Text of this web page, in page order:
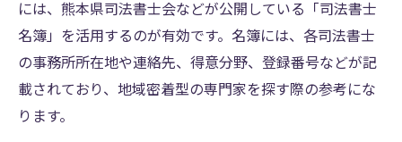
には、熊本県司法書士会などが公開している「司法書士
名簿」を活用するのが有効です。名簿には、各司法書士
の事務所所在地や連絡先、得意分野、登録番号などが記
載されており、地域密着型の専門家を探す際の参考にな
ります。